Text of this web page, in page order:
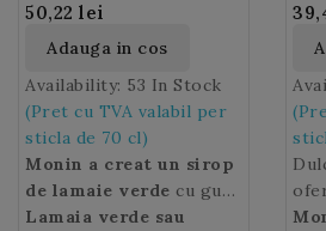
50,22 lei
Adauga in cos
Availability: 53 In Stock
(Pret cu TVA valabil per
sticla de 70 cl)
Monin a creat un sirop
de lamaie verde cu gust
acid-dulce si putin acru
Lamaia verde sau
si